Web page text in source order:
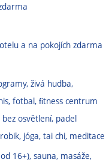
a na pokojích zdarma
živá hudba,
fotbal, ﬁtness centrum
osvětlení, padel
jóga, tai chi, meditace
16+), sauna, masáže,